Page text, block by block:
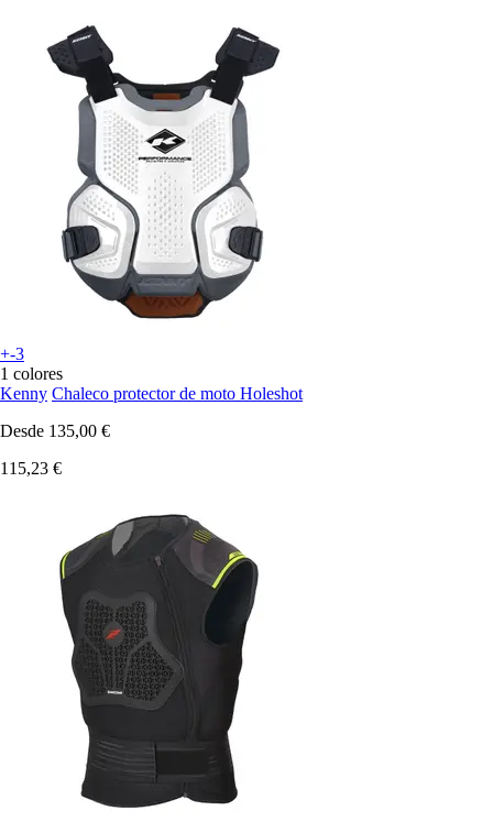
+-3
1 colores
Kenny Chaleco protector de moto Holeshot
Desde 135,00 €
115,23 €